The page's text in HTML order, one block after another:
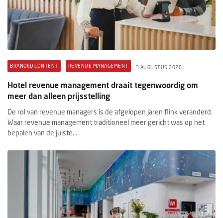
BRANDED CONTENT REVENUE MANAGEMENT 3 AUGUSTUS 2026
Hotel revenue management draait tegenwoordig om
meer dan alleen prijsstelling
De rol van revenue managers is de afgelopen jaren flink veranderd.
Waar revenue management traditioneel meer gericht was op het
bepalen van de juiste...